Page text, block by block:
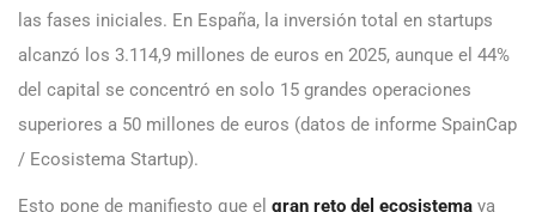
las fases iniciales. En España, la inversión total en startups
alcanzó los 3.114,9 millones de euros en 2025, aunque el 44%
del capital se concentró en solo 15 grandes operaciones
superiores a 50 millones de euros (datos de informe SpainCap
/ Ecosistema Startup).
Esto pone de manifiesto que el gran reto del ecosistema ya